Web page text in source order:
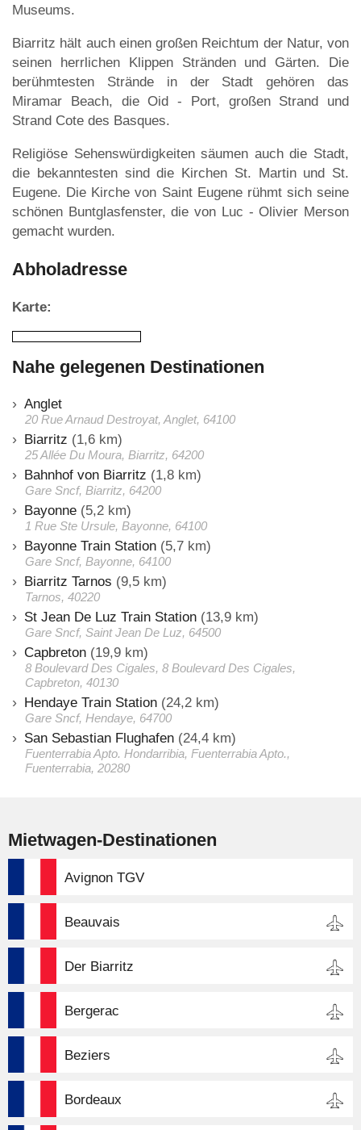
Museums.
Biarritz hält auch einen großen Reichtum der Natur, von
seinen herrlichen Klippen Stränden und Gärten. Die
berühmtesten Strände in der Stadt gehören das
Miramar Beach, die Oid - Port, großen Strand und
Strand Cote des Basques.
Religiöse Sehenswürdigkeiten säumen auch die Stadt,
die bekanntesten sind die Kirchen St. Martin und St.
Eugene. Die Kirche von Saint Eugene rühmt sich seine
schönen Buntglasfenster, die von Luc - Olivier Merson
gemacht wurden.
Abholadresse
Karte:
Nahe gelegenen Destinationen
Anglet
20 Rue Arnaud Destroyat, Anglet, 64100
Biarritz (1,6 km)
25 Allée Du Moura, Biarritz, 64200
Bahnhof von Biarritz (1,8 km)
Gare Sncf, Biarritz, 64200
Bayonne (5,2 km)
1 Rue Ste Ursule, Bayonne, 64100
Bayonne Train Station (5,7 km)
Gare Sncf, Bayonne, 64100
Biarritz Tarnos (9,5 km)
Tarnos, 40220
St Jean De Luz Train Station (13,9 km)
Gare Sncf, Saint Jean De Luz, 64500
Capbreton (19,9 km)
8 Boulevard Des Cigales, 8 Boulevard Des Cigales,
Capbreton, 40130
Hendaye Train Station (24,2 km)
Gare Sncf, Hendaye, 64700
San Sebastian Flughafen (24,4 km)
Fuenterrabia Apto. Hondarribia, Fuenterrabia Apto.,
Fuenterrabia, 20280
Mietwagen-Destinationen
Avignon TGV
Beauvais
Der Biarritz
Bergerac
Beziers
Bordeaux